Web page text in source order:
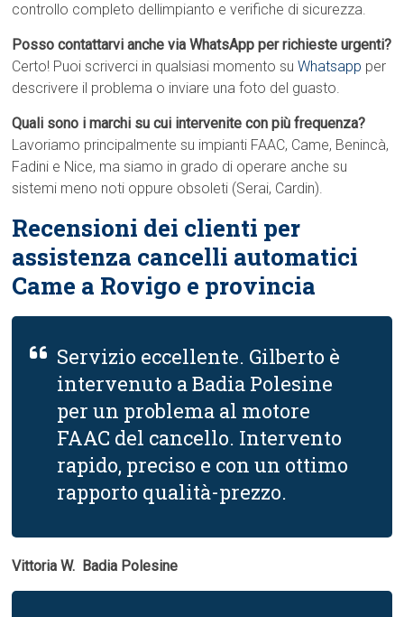
controllo completo dellimpianto e verifiche di sicurezza.
Posso contattarvi anche via WhatsApp per richieste urgenti?
Certo! Puoi scriverci in qualsiasi momento suWhatsapp per
descrivere il problema o inviare una foto del guasto.
Quali sono i marchi su cui intervenite con più frequenza?
Lavoriamo principalmente su impianti FAAC, Came, Benincà,
Fadini e Nice, ma siamo in grado di operare anche su
sistemi meno noti oppure obsoleti (Serai, Cardin).
Recensioni dei clienti per
assistenza cancelli automatici
Came a Rovigo e provincia
Servizio eccellente. Gilberto è
intervenuto a Badia Polesine
per un problema al motore
FAAC del cancello. Intervento
rapido, preciso e con un ottimo
rapporto qualità-prezzo.
Vittoria W.  Badia Polesine